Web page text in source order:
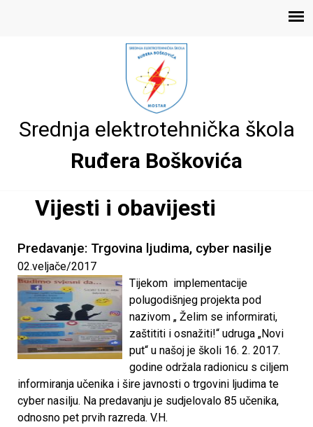
k
e
h
n
i
č
Srednja elektrotehnička škola
Ruđera Boškovića
Vijesti i obavijesti
Predavanje: Trgovina ljudima, cyber nasilje
02.veljače/2017
Tijekom implementacije
polugodišnjeg projekta pod
nazivom „ Želim se informirati,
zaštititi i osnažiti!“ udruga „Novi
put“ u našoj je školi 16. 2. 2017.
godine održala radionicu s ciljem
informiranja učenika i šire javnosti o trgovini ljudima te
cyber nasilju. Na predavanju je sudjelovalo 85 učenika,
odnosno pet prvih razreda. V.H.
S
t
r
a
i
c